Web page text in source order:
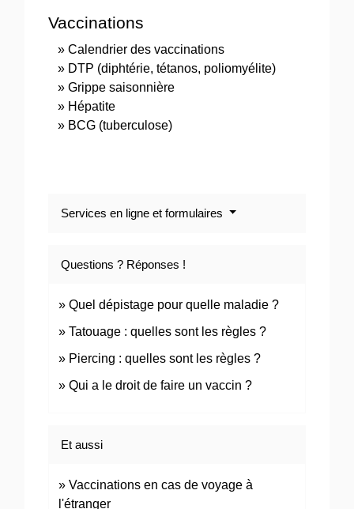
Vaccinations
Calendrier des vaccinations
DTP (diphtérie, tétanos, poliomyélite)
Grippe saisonnière
Hépatite
BCG (tuberculose)
Services en ligne et formulaires
Questions ? Réponses !
Quel dépistage pour quelle maladie ?
Tatouage : quelles sont les règles ?
Piercing : quelles sont les règles ?
Qui a le droit de faire un vaccin ?
Et aussi
Vaccinations en cas de voyage à
l'étranger